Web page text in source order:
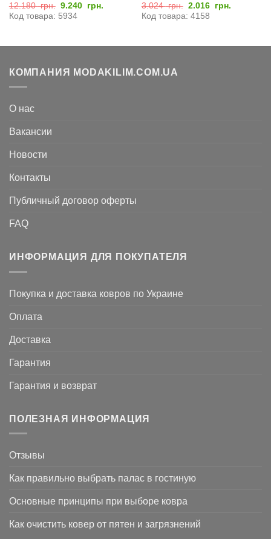
12.180грн. Первоначальная
цена
составляла
9.240 грн.Текущая
Код товара: 5934
3.024грн. Первоначальная
цена
составляла
2.016 грн.Текущая
Код товара: 4158
КОМПАНИЯ MODAKILIM.COM.UA
О нас
Вакансии
Новости
Контакты
Публичный договор оферты
FAQ
ИНФОРМАЦИЯ ДЛЯ ПОКУПАТЕЛЯ
Покупка и доставка ковров по Украине
Оплата
Доставка
Гарантия
Гарантия и возврат
ПОЛЕЗНАЯ ИНФОРМАЦИЯ
Отзывы
Как правильно выбрать палас в гостиную
Основные принципы при выборе ковра
Как очистить ковер от пятен и загрязнений